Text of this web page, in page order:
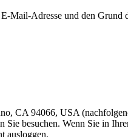
Mail-Adresse und den Grund
CA 94066, USA
Sie besuchen. Wenn Sie in
ausloggen.